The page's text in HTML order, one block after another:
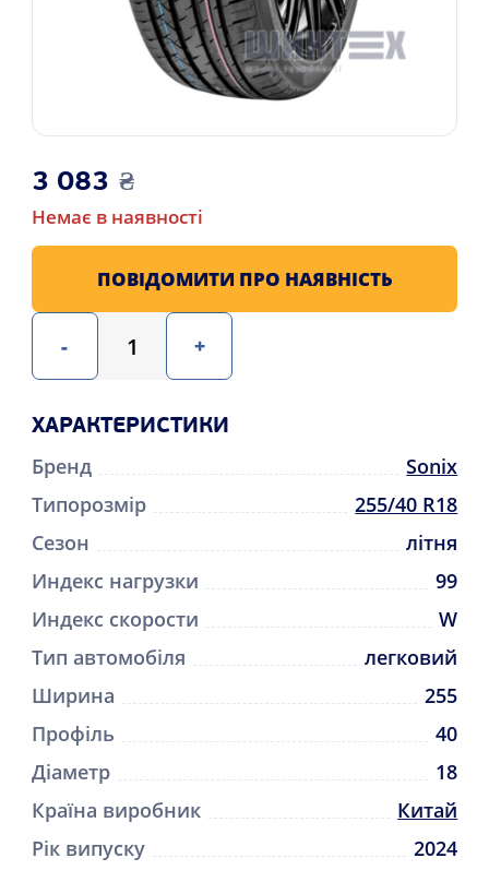
3 083 ₴
Немає в наявності
- +
ПОВІДОМИТИ ПРО НАЯВНІСТЬ
ХАРАКТЕРИСТИКИ
Бренд
Sonix
Типорозмір
255/40 R18
Сезон
літня
Индекс нагрузки
99
Индекс скорости
W
Тип автомобіля
легковий
Ширина
255
Профіль
40
Діаметр
18
Країна виробник
Китай
Рік випуску
2024